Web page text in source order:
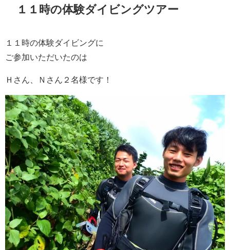
１１時の体験ダイビングツアー
１１時の体験ダイビングに
ご参加いただいたのは
Ｈさん、Ｎさん２名様です！